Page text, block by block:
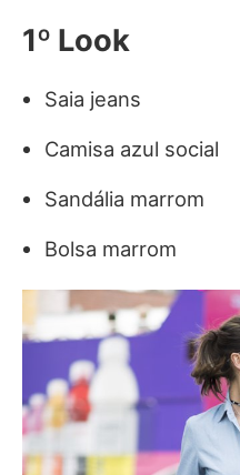
1º Look
Saia jeans
Camisa azul social
Sandália marrom
Bolsa marrom